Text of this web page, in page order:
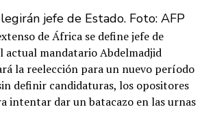
jefe de Estado. Foto: AFP
de África se define jefe de
actual mandatario Abdelmadjid
la reelección para un nuevo período
definir candidaturas, los opositores
intentar dar un batacazo en las urnas